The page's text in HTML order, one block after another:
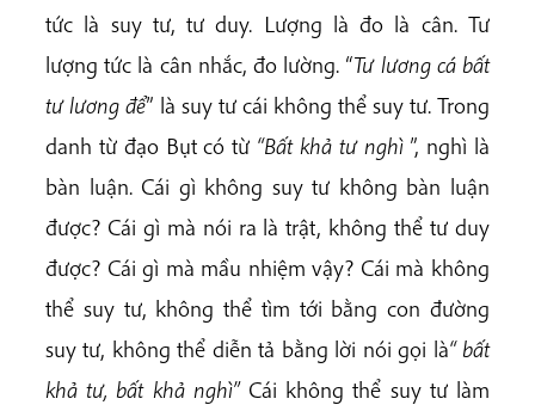
tức là suy tư, tư duy. Lượng là đo là cân. Tư
lượng tức là cân nhắc, đo lường. “Tư lương cá bất
tư lương để” là suy tư cái không thể suy tư. Trong
danh từ đạo Bụt có từ “Bất khả tư nghì ”, nghì là
bàn luận. Cái gì không suy tư không bàn luận
được? Cái gì mà nói ra là trật, không thể tư duy
được? Cái gì mà mầu nhiệm vậy? Cái mà không
thể suy tư, không thể tìm tới bằng con đường
suy tư, không thể diễn tả bằng lời nói gọi là“ bất
khả tư, bất khả nghì”Cái không thể suy tư làm